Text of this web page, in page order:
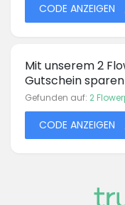
CODE ANZEIGEN
Mit unserem 2
Gutschein sparen
Gefunden auf: 2
CODE ANZEIGEN